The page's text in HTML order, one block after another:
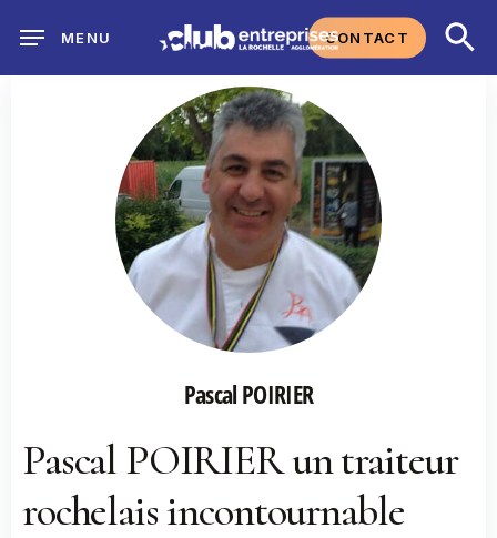
main
CONTACT
MENU
Pascal POIRIER
Pascal POIRIER un traiteur
rochelais incontournable